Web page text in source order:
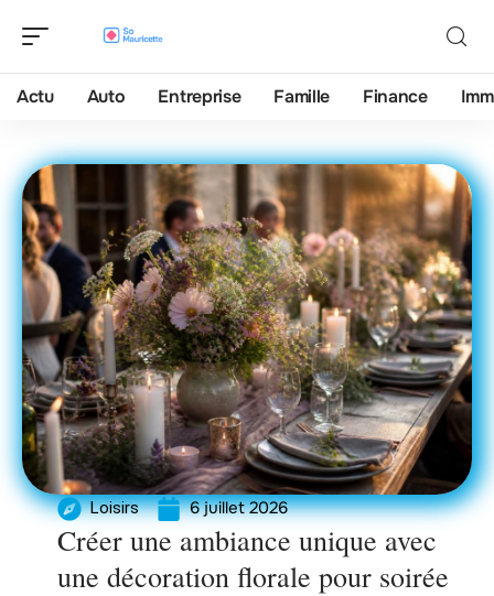
Actu Auto Entreprise Famille Finance
Loisirs 6 juillet 2026
Créer une ambiance unique avec
une décoration florale pour soirée